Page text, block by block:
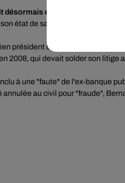
désormais en leur absence.
état de santé.
président de l'Olympique de
2008, qui devait solder son litige
à une "faute" de l'ex-banque
annulée au civil pour "fraude",